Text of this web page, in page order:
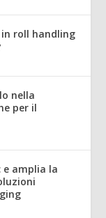
roll handling
nella
per il
e amplia la